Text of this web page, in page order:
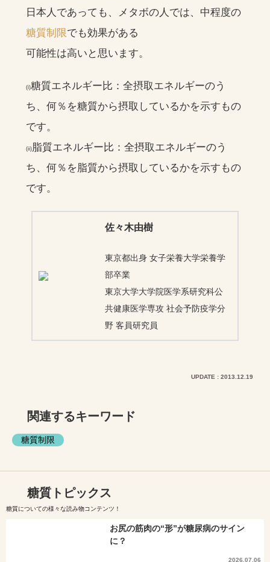
日本人であっても、メタボの人では、中程度の
糖質制限でも効果がある
可能性は高いと思います。
(i)糖質エネルギー比：全摂取エネルギーのう
ち、何％を糖質から摂取しているかを示すもの
です。
(ii)脂質エネルギー比：全摂取エネルギーのう
ち、何％を脂質から摂取しているかを示すもの
です。
佐々木由樹
東京都出身 女子栄養大学栄養学
部卒業
東京大学大学院医学系研究科公
共健康医学専攻 社会予防疫学分
野 客員研究員
UPDATE : 2013.12.19
関連するキーワード
糖質制限
糖質トピックス
糖質についての様々な読み物コンテンツ！
お尻の筋肉の“形”が糖尿病のサイン
に？
2026.07.06